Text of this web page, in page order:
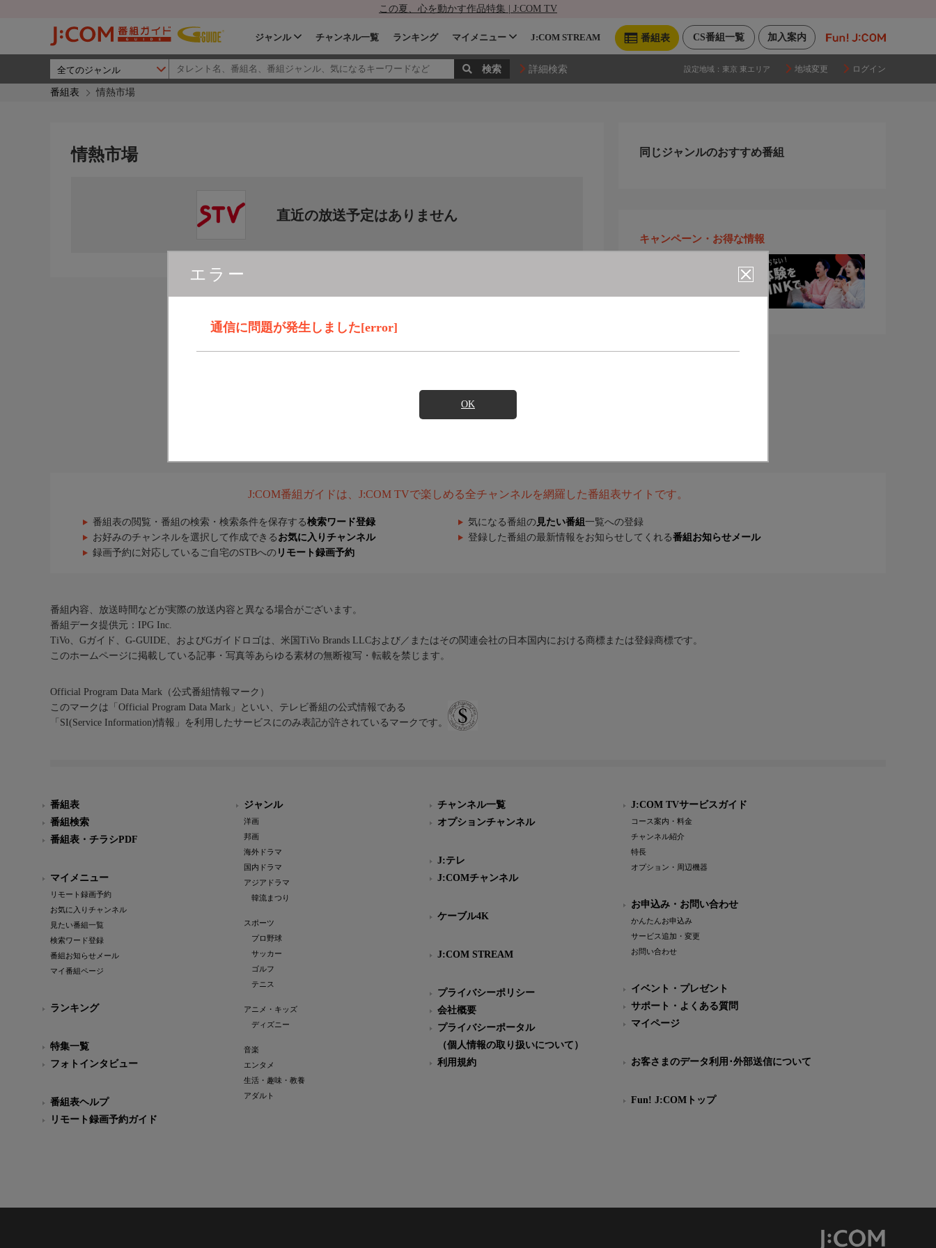
この夏、心を動かす作品特集 | J:COM TV
加入案内
CS番組一覧
番組表
ジャンル チャンネル一覧 ランキング マイメニュー J:COM STREAM
詳細検索 設定地域： 東京 東エリア 地域変更 ログイン
番組表 情熱市場
エラー
通信に問題が発生しました[error]
OK
情熱市場
直近の放送予定はありません
同じジャンルのおすすめ番組
キャンペーン・お得な情報
J:COM番組ガイドは、J:COM TVで楽しめる全チャンネルを網羅した番組表サイトです。
番組表の閲覧・番組の検索・検索条件を保存する検索ワード登録 気になる番組の 見たい番組 一覧への登録
お好みのチャンネルを選択して作成できる お気に入りチャンネル 登録した番組の最新情報をお知らせしてくれる番組お知らせメール
録画予約に対応しているご自宅のSTBへの リモート録画予約
番組内容、放送時間などが実際の放送内容と異なる場合がございます。
番組データ提供元：IPG Inc.
TiVo、Gガイド、G-GUIDE、およびGガイドロゴは、米国TiVo Brands LLCおよび／またはその関連会社の日本国内における商標または登録商標です。
このホームページに掲載している記事・写真等あらゆる素材の無断複写・転載を禁じます。
Official Program Data Mark（公式番組情報マーク）
このマークは「Official Program Data Mark」といい、テレビ番組の公式情報である
「SI(Service Information)情報」を利用したサービスにのみ表記が許されているマークです。
番組表
番組検索
番組表・チラシPDF
マイメニュー
リモート録画予約
お気に入りチャンネル
見たい番組一覧
検索ワード登録
番組お知らせメール
マイ番組ページ
ランキング
特集一覧
フォトインタビュー
番組表ヘルプ
リモート録画予約ガイド
ジャンル
洋画
邦画
海外ドラマ
国内ドラマ
アジアドラマ
韓流まつり
スポーツ
プロ野球
サッカー
ゴルフ
テニス
アニメ・キッズ
ディズニー
音楽
エンタメ
生活・趣味・教養
アダルト
チャンネル一覧
オプションチャンネル
J:テレ
J:COMチャンネル
ケーブル4K
J:COM STREAM
プライバシーポリシー
会社概要
プライバシーポータル
（個人情報の取り扱いについて）
利用規約
J:COM TVサービスガイド
コース案内・料金
チャンネル紹介
特長
オプション・周辺機器
お申込み・お問い合わせ
かんたんお申込み
サービス追加・変更
お問い合わせ
イベント・プレゼント
サポート・よくある質問
マイページ
お客さまのデータ利用･外部送信について
Fun! J:COMトップ